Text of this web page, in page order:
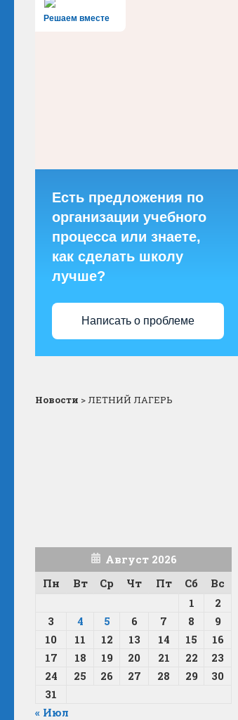
Решаем вместе
Есть предложения по
организации учебного
процесса или знаете,
как сделать школу
лучше?
Написать о проблеме
Новости >ЛЕТНИЙ ЛАГЕРЬ
Август 2026
Пн
Вт Ср Чт Пт Сб
Вс
1
2
3
4 5 6 7 8
9
10
11 12 13 14 15
16
17
18 19 20 21 22
23
24
25 26 27 28 29
30
31
« Июл